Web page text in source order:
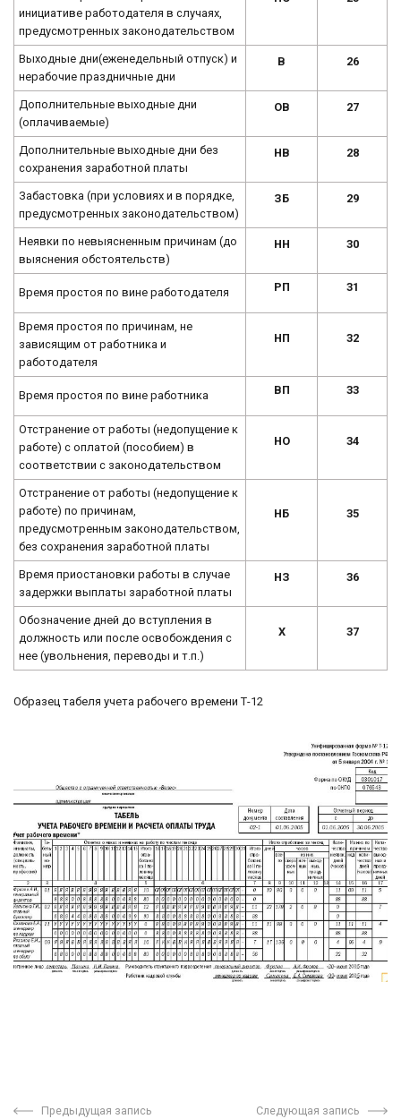
инициативе работодателя в случаях,
предусмотренных законодательством
Выходные дни(еженедельный отпуск) и
нерабочие праздничные дни
В 26
Дополнительные выходные дни
(оплачиваемые)
ОВ 27
Дополнительные выходные дни без
сохранения заработной платы
НВ 28
Забастовка (при условиях и в порядке,
предусмотренных законодательством)
ЗБ 29
Неявки по невыясненным причинам (до
выяснения обстоятельств)
НН 30
Время простоя по вине работодателя РП 31
Время простоя по причинам, не
зависящим от работника и
работодателя
НП 32
Время простоя по вине работника ВП 33
Отстранение от работы (недопущение к
работе) с оплатой (пособием) в
соответствии с законодательством
НО 34
Отстранение от работы (недопущение к
работе) по причинам,
предусмотренным законодательством,
без сохранения заработной платы
НБ 35
Время приостановки работы в случае
задержки выплаты заработной платы
НЗ 36
Обозначение дней до вступления в
должность или после освобождения с
нее (увольнения, переводы и т.п.)
Х 37
Образец табеля учета рабочего времени Т-12
Предыдущая запись Следующая запись